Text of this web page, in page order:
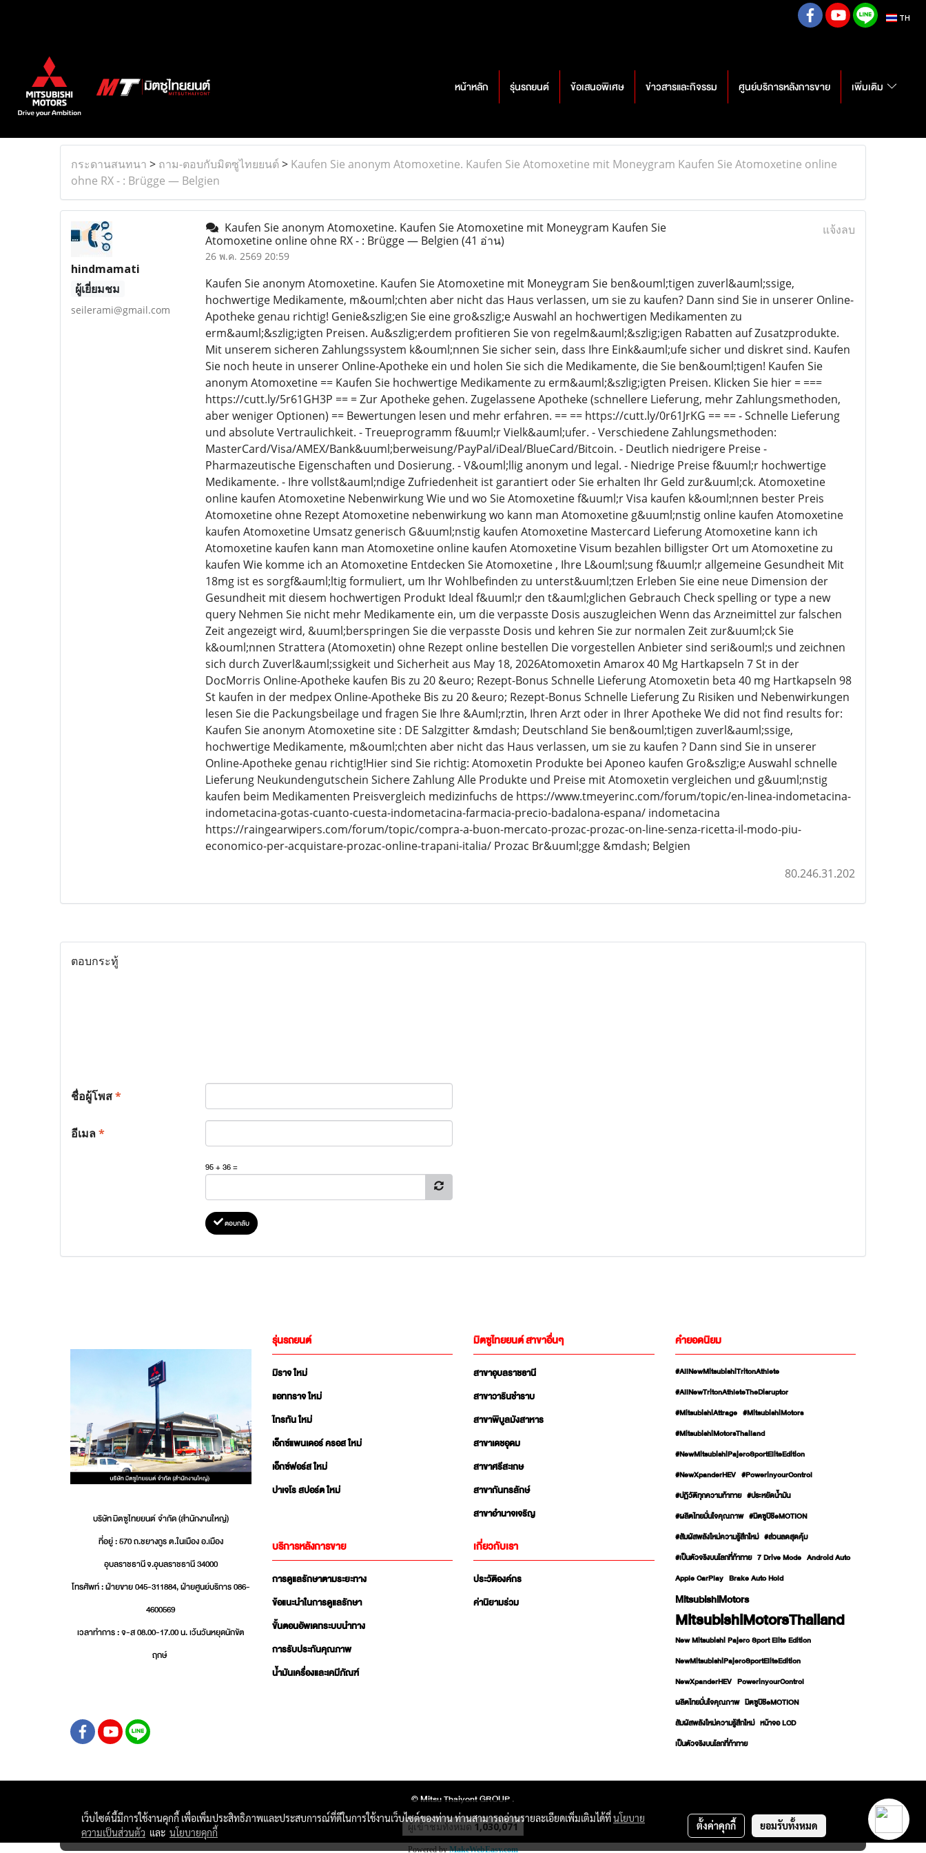
TH
หน้าหลัก รุ่นรถยนต์ ข้อเสนอพิเศษ ข่าวสารและกิจรรม ศูนย์บริการหลังการขาย เพิ่มเติม
กระดานสนทนา > ถาม-ตอบกับมิตซูไทยยนต์ > Kaufen Sie anonym Atomoxetine. Kaufen Sie Atomoxetine mit Moneygram Kaufen Sie Atomoxetine online
ohne RX - : Brügge — Belgien
hindmamati
ผู้เยี่ยมชม
seilerami@gmail.com
Kaufen Sie anonym Atomoxetine. Kaufen Sie Atomoxetine mit Moneygram Kaufen Sie
Atomoxetine online ohne RX - : Brügge — Belgien (41 อ่าน)
26 พ.ค. 2569 20:59
แจ้งลบ
Kaufen Sie anonym Atomoxetine. Kaufen Sie Atomoxetine mit Moneygram Sie ben&ouml;tigen zuverl&auml;ssige,
hochwertige Medikamente, m&ouml;chten aber nicht das Haus verlassen, um sie zu kaufen? Dann sind Sie in unserer Online-
Apotheke genau richtig! Genie&szlig;en Sie eine gro&szlig;e Auswahl an hochwertigen Medikamenten zu
erm&auml;&szlig;igten Preisen. Au&szlig;erdem profitieren Sie von regelm&auml;&szlig;igen Rabatten auf Zusatzprodukte.
Mit unserem sicheren Zahlungssystem k&ouml;nnen Sie sicher sein, dass Ihre Eink&auml;ufe sicher und diskret sind. Kaufen
Sie noch heute in unserer Online-Apotheke ein und holen Sie sich die Medikamente, die Sie ben&ouml;tigen! Kaufen Sie
anonym Atomoxetine == Kaufen Sie hochwertige Medikamente zu erm&auml;&szlig;igten Preisen. Klicken Sie hier = ===
https://cutt.ly/5r61GH3P == = Zur Apotheke gehen. Zugelassene Apotheke (schnellere Lieferung, mehr Zahlungsmethoden,
aber weniger Optionen) == Bewertungen lesen und mehr erfahren. == == https://cutt.ly/0r61JrKG == == - Schnelle Lieferung
und absolute Vertraulichkeit. - Treueprogramm f&uuml;r Vielk&auml;ufer. - Verschiedene Zahlungsmethoden:
MasterCard/Visa/AMEX/Bank&uuml;berweisung/PayPal/iDeal/BlueCard/Bitcoin. - Deutlich niedrigere Preise -
Pharmazeutische Eigenschaften und Dosierung. - V&ouml;llig anonym und legal. - Niedrige Preise f&uuml;r hochwertige
Medikamente. - Ihre vollst&auml;ndige Zufriedenheit ist garantiert oder Sie erhalten Ihr Geld zur&uuml;ck. Atomoxetine
online kaufen Atomoxetine Nebenwirkung Wie und wo Sie Atomoxetine f&uuml;r Visa kaufen k&ouml;nnen bester Preis
Atomoxetine ohne Rezept Atomoxetine nebenwirkung wo kann man Atomoxetine g&uuml;nstig online kaufen Atomoxetine
kaufen Atomoxetine Umsatz generisch G&uuml;nstig kaufen Atomoxetine Mastercard Lieferung Atomoxetine kann ich
Atomoxetine kaufen kann man Atomoxetine online kaufen Atomoxetine Visum bezahlen billigster Ort um Atomoxetine zu
kaufen Wie komme ich an Atomoxetine Entdecken Sie Atomoxetine , Ihre L&ouml;sung f&uuml;r allgemeine Gesundheit Mit
18mg ist es sorgf&auml;ltig formuliert, um Ihr Wohlbefinden zu unterst&uuml;tzen Erleben Sie eine neue Dimension der
Gesundheit mit diesem hochwertigen Produkt Ideal f&uuml;r den t&auml;glichen Gebrauch Check spelling or type a new
query Nehmen Sie nicht mehr Medikamente ein, um die verpasste Dosis auszugleichen Wenn das Arzneimittel zur falschen
Zeit angezeigt wird, &uuml;berspringen Sie die verpasste Dosis und kehren Sie zur normalen Zeit zur&uuml;ck Sie
k&ouml;nnen Strattera (Atomoxetin) ohne Rezept online bestellen Die vorgestellen Anbieter sind seri&ouml;s und zeichnen
sich durch Zuverl&auml;ssigkeit und Sicherheit aus May 18, 2026Atomoxetin Amarox 40 Mg Hartkapseln 7 St in der
DocMorris Online-Apotheke kaufen Bis zu 20 &euro; Rezept-Bonus Schnelle Lieferung Atomoxetin beta 40 mg Hartkapseln 98
St kaufen in der medpex Online-Apotheke Bis zu 20 &euro; Rezept-Bonus Schnelle Lieferung Zu Risiken und Nebenwirkungen
lesen Sie die Packungsbeilage und fragen Sie Ihre &Auml;rztin, Ihren Arzt oder in Ihrer Apotheke We did not find results for:
Kaufen Sie anonym Atomoxetine site : DE Salzgitter &mdash; Deutschland Sie ben&ouml;tigen zuverl&auml;ssige,
hochwertige Medikamente, m&ouml;chten aber nicht das Haus verlassen, um sie zu kaufen ? Dann sind Sie in unserer
Online-Apotheke genau richtig!Hier sind Sie richtig: Atomoxetin Produkte bei Aponeo kaufen Gro&szlig;e Auswahl schnelle
Lieferung Neukundengutschein Sichere Zahlung Alle Produkte und Preise mit Atomoxetin vergleichen und g&uuml;nstig
kaufen beim Medikamenten Preisvergleich medizinfuchs de https://www.tmeyerinc.com/forum/topic/en-linea-indometacina-
indometacina-gotas-cuanto-cuesta-indometacina-farmacia-precio-badalona-espana/ indometacina
https://raingearwipers.com/forum/topic/compra-a-buon-mercato-prozac-prozac-on-line-senza-ricetta-il-modo-piu-
economico-per-acquistare-prozac-online-trapani-italia/ Prozac Br&uuml;gge &mdash; Belgien
80.246.31.202
ตอบกระทู้
ชื่อผู้โพส*
อีเมล*
95 + 36 =
ตอบกลับ
บริษัท มิตซูไทยยนต์ จำกัด (สำนักงานใหญ่)
ที่อยู่ : 570 ถ.ชยางกูร ต.ในเมือง อ.เมือง
อุบลราชธานี จ.อุบลราชธานี 34000
โทรศัพท์ : ฝ่ายขาย 045-311884, ฝ่ายศูนย์บริการ 086-
4600569
เวลาทำการ : จ-ส 08.00-17.00 น. เว้นวันหยุดนักขัต
ฤกษ์
รุ่นรถยนต์
มิราจ ใหม่
แอททราจ ใหม่
ไทรทัน ใหม่
เอ็กซ์แพนเดอร์ ครอส ใหม่
เอ็กซ์ฟอร์ส ใหม่
ปาเจโร สปอร์ต ใหม่
มิตซูไทยยนต์ สาขาอื่นๆ
สาขาอุบลราชธานี
สาขาวารินชำราบ
สาขาพิบูลมังสาหาร
สาขาเดชอุดม
สาขาศรีสะเกษ
สาขากันทรลักษ์
สาขาอำนาจเจริญ
บริการหลังการขาย
การดูแลรักษาตามระยะทาง
ข้อแนะนำในการดูแลรักษา
ขั้นตอนอัพเดทระบบนำทาง
การรับประกันคุณภาพ
น้ำมันเครื่องและเคมีภัณฑ์
เกี่ยวกับเรา
ประวัติองค์กร
ค่านิยามร่วม
คำยอดนิยม
#AllNewMitsubishiTritonAthlete
#AllNewTritonAthleteTheDisruptor
#MitsubishiAttrage #MitsubishiMotors
#MitsubishiMotorsThailand
#NewMitsubishiPajeroSportEliteEdition
#NewXpanderHEV #PowerinyourControl
#ปฏิวัติทุกความท้าทาย #ประหยัดน้ำมัน
#ผลิตไทยมั่นใจคุณภาพ #มิตซูบิชิeMOTION
#สัมผัสพลังใหม่ความรู้สึกใหม่ #ส่วนลดสุดคุ้ม
#เป็นตัวจริงบนโลกที่ท้าทาย 7 Drive Mode Android Auto
Apple CarPlay Brake Auto Hold
MitsubishiMotors
MitsubishiMotorsThailand
New Mitsubishi Pajero Sport Elite Edition
NewMitsubishiPajeroSportEliteEdition
NewXpanderHEV PowerinyourControl
ผลิตไทยมั่นใจคุณภาพ มิตซูบิชิeMOTION
สัมผัสพลังใหม่ความรู้สึกใหม่ หน้าจอ LCD
เป็นตัวจริงบนโลกที่ท้าทาย
© Mitsu Thaiyont GROUP .
ผู้เข้าชมวันนี้ 515
Powered byMakeWebEasy.com
เว็บไซต์นี้มีการใช้งานคุกกี้ เพื่อเพิ่มประสิทธิภาพและประสบการณ์ที่ดีในการใช้งานเว็บไซต์ของท่าน ท่านสามารถอ่านรายละเอียดเพิ่มเติมได้ที่นโยบาย
ความเป็นส่วนตัว และ นโยบายคุกกี้
ตั้งค่าคุกกี้ ยอมรับทั้งหมด